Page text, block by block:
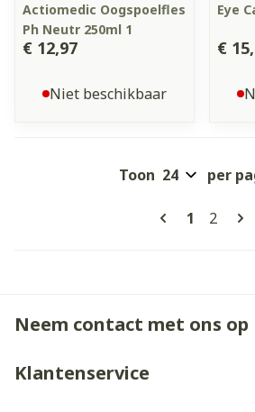
Actiomedic Oogspoelfles
Ph Neutr 250ml 1
€ 12,97
Niet beschikbaar
Eye
€
Pagina's
U lees
1 Pagina
2
Toon per
Neem contact met ons op
Klantenservice